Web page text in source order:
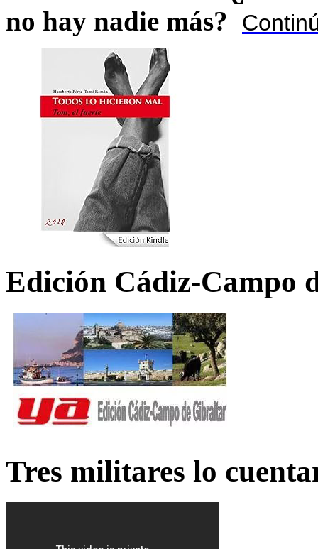
no hay nadie más?
Edición Cádiz-Campo
Tres militares lo